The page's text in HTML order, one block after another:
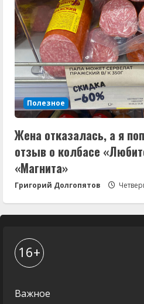
Полезное
Жена отказалась, а я
отзыв о колбасе
«Магнита»
Григорий Долгопятов
16+
Важное